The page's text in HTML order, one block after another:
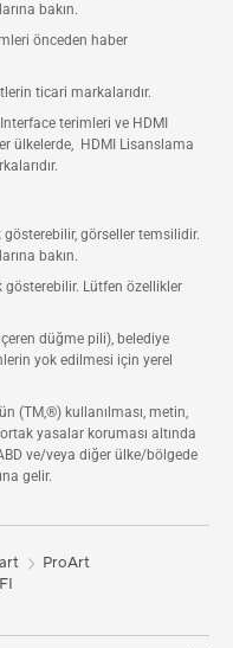
bakın.
önceden haber
ticari markalarıdır.
terimleri ve HDMI
ülkelerde, HDMI Lisanslama
görseller temsilidir.
bakın.
Lütfen özellikler
düğme pili), belediye
yok edilmesi için yerel
(TM,®) kullanılması, metin,
yasalar koruması altında
ve/veya diğer ülke/bölgede
gelir.
ProArt